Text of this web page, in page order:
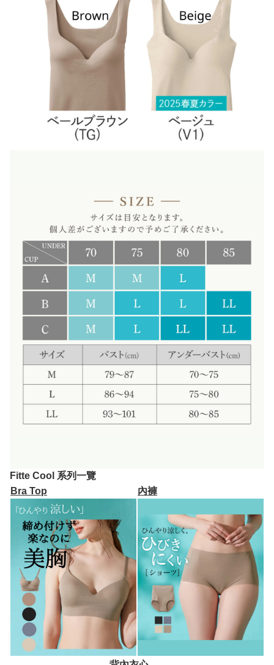
Fitte Cool 系列一覽
Bra Top
內褲